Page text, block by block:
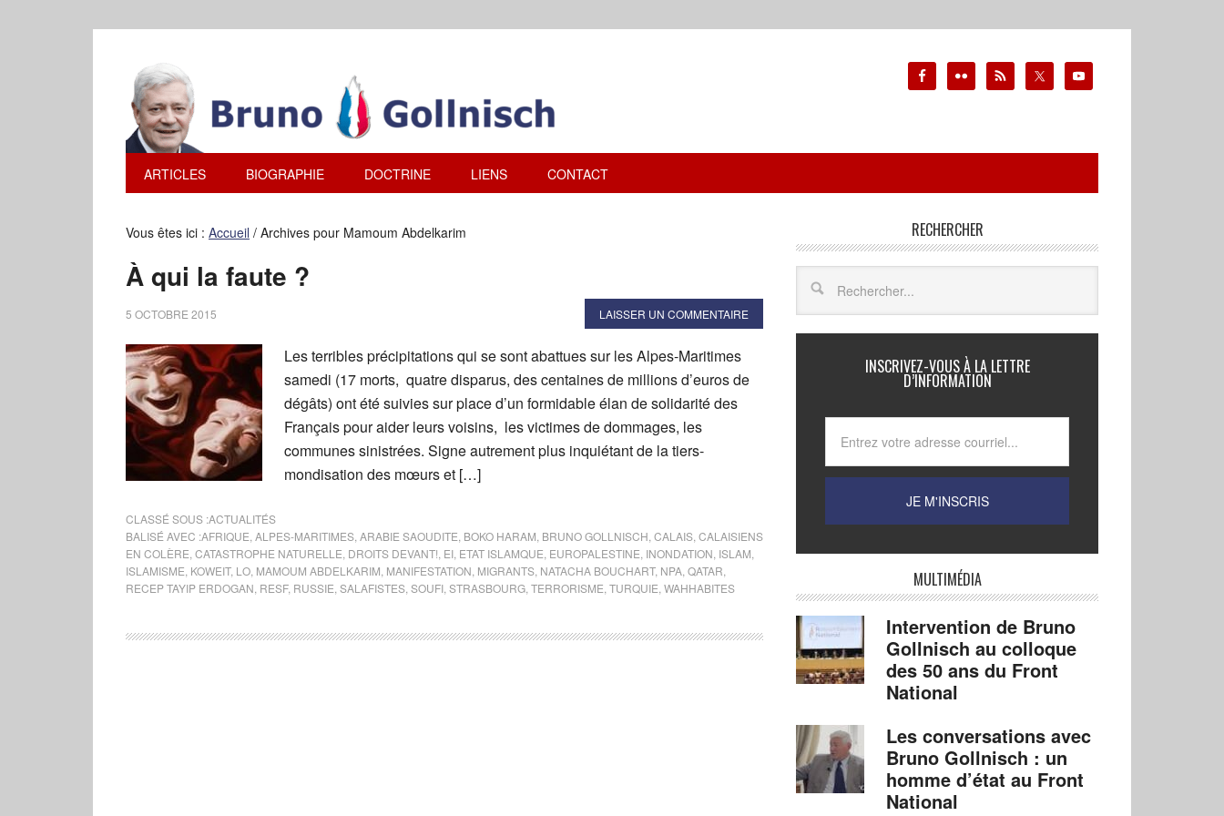
ARTICLES BIOGRAPHIE DOCTRINE LIENS CONTACT
Vous êtes ici : Accueil / Archives pour Mamoum Abdelkarim
À qui la faute ?
5 OCTOBRE 2015 LAISSER UN COMMENTAIRE
Les terribles précipitations qui se sont abattues sur les Alpes-Maritimes
samedi (17 morts, quatre disparus, des centaines de millions d’euros de
dégâts) ont été suivies sur place d’un formidable élan de solidarité des
Français pour aider leurs voisins, les victimes de dommages, les
communes sinistrées. Signe autrement plus inquiétant de la tiers-
mondisation des mœurs et […]
CLASSÉ SOUS :ACTUALITÉS
BALISÉ AVEC :AFRIQUE ALPES-MARITIMES ARABIE SAOUDITE BOKO HARAM BRUNO GOLLNISCH CALAIS CALAISIENS
EN COLÈRE CATASTROPHE NATURELLE DROITS DEVANT! EI ETAT ISLAMQUE EUROPALESTINE INONDATION ISLAM
ISLAMISME KOWEIT, LO MAMOUM ABDELKARIM MANIFESTATION MIGRANTS NATACHA BOUCHART, NPA QATAR
RECEP TAYIP ERDOGAN RESF, RUSSIE SALAFISTES SOUFI STRASBOURG TERRORISME TURQUIE WAHHABITES
RECHERCHER
INSCRIVEZ-VOUS À LA LETTRE
D’INFORMATION
MULTIMÉDIA
Intervention de Bruno
Gollnisch au colloque
des 50 ans du Front
National
Les conversations avec
Bruno Gollnisch : un
homme d’état au Front
National